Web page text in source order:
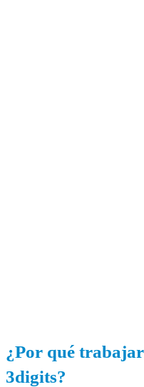
¿Por qué
3digits?